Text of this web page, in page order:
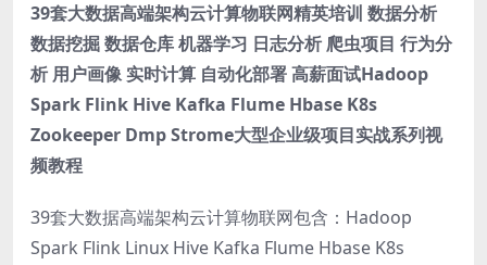
39套大数据高端架构云计算物联网精英培训 数据分析
数据挖掘 数据仓库 机器学习 日志分析 爬虫项目 行为分
析 用户画像 实时计算 自动化部署 高薪面试Hadoop
Spark Flink Hive Kafka Flume Hbase K8s
Zookeeper Dmp Strome大型企业级项目实战系列视
频教程
39套大数据高端架构云计算物联网包含：Hadoop
Spark Flink Linux Hive Kafka Flume Hbase K8s